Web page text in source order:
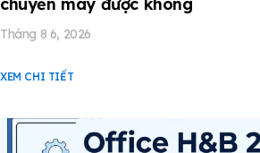
chuyển máy được không
Tháng 8 6, 2026
XEM CHI TIẾT